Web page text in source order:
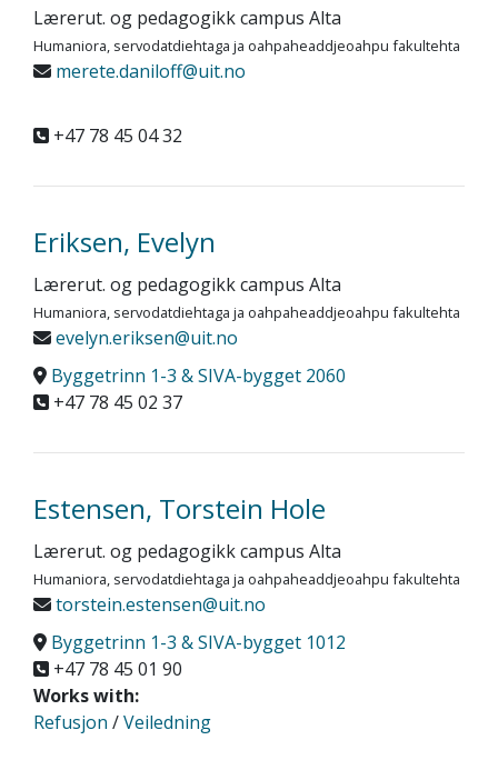
Lærerut. og pedagogikk campus Alta
Humaniora, servodatdiehtaga ja oahpaheaddjeoahpu fakultehta
merete.daniloff@uit.no
+47 78 45 04 32
Eriksen, Evelyn
Lærerut. og pedagogikk campus Alta
Humaniora, servodatdiehtaga ja oahpaheaddjeoahpu fakultehta
evelyn.eriksen@uit.no
Byggetrinn 1-3 & SIVA-bygget 2060
+47 78 45 02 37
Estensen, Torstein Hole
Lærerut. og pedagogikk campus Alta
Humaniora, servodatdiehtaga ja oahpaheaddjeoahpu fakultehta
torstein.estensen@uit.no
Byggetrinn 1-3 & SIVA-bygget 1012
+47 78 45 01 90
Works with:
Refusjon /Veiledning